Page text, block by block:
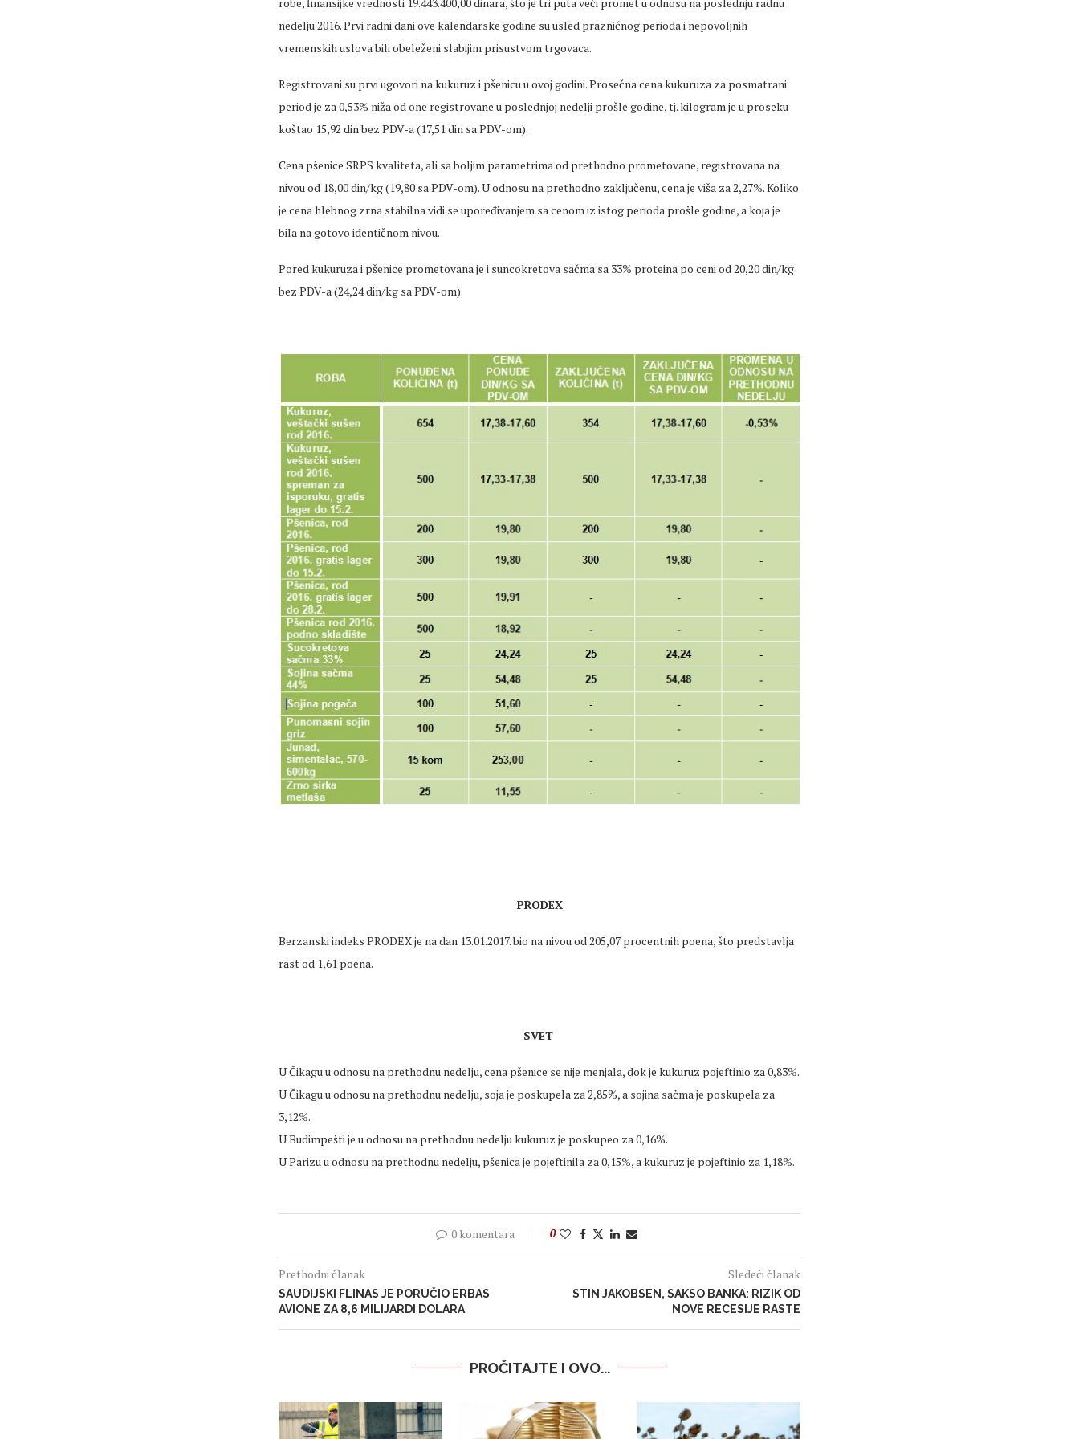
nedelju 2016. Prvi radni dani ove kalendarske godine su usled prazničnog perioda i nepovoljnih
vremenskih uslova bili obeleženi slabijim prisustvom trgovaca.
Registrovani su prvi ugovori na kukuruz i pšenicu u ovoj godini. Prosečna cena kukuruza za posmatrani
period je za 0,53% niža od one registrovane u poslednjoj nedelji prošle godine, tj. kilogram je u proseku
koštao 15,92 din bez PDV-a (17,51 din sa PDV-om).
Cena pšenice SRPS kvaliteta, ali sa boljim parametrima od prethodno prometovane, registrovana na
nivou od 18,00 din/kg (19,80 sa PDV-om). U odnosu na prethodno zaključenu, cena je viša za 2,27%. Koliko
je cena hlebnog zrna stabilna vidi se upoređivanjem sa cenom iz istog perioda prošle godine, a koja je
bila na gotovo identičnom nivou.
Pored kukuruza i pšenice prometovana je i suncokretova sačma sa 33% proteina po ceni od 20,20 din/kg
bez PDV-a (24,24 din/kg sa PDV-om).
PRODEX
Berzanski indeks PRODEX je na dan 13.01.2017. bio na nivou od 205,07 procentnih poena, što predstavlja
rast od 1,61 poena.
SVET
U Čikagu u odnosu na prethodnu nedelju, cena pšenice se nije menjala, dok je kukuruz pojeftinio za 0,83%.
U Čikagu u odnosu na prethodnu nedelju, soja je poskupela za 2,85%, a sojina sačma je poskupela za
3,12%.
U Budimpešti je u odnosu na prethodnu nedelju kukuruz je poskupeo za 0,16%.
U Parizu u odnosu na prethodnu nedelju, pšenica je pojeftinila za 0,15%, a kukuruz je pojeftinio za 1,18%.
0 komentara 0
Prethodni članak
SAUDIJSKI FLINAS JE PORUČIO ERBAS
AVIONE ZA 8,6 MILIJARDI DOLARA
Sledeći članak
STIN JAKOBSEN, SAKSO BANKA: RIZIK OD
NOVE RECESIJE RASTE
PROČITAJTE I OVO...